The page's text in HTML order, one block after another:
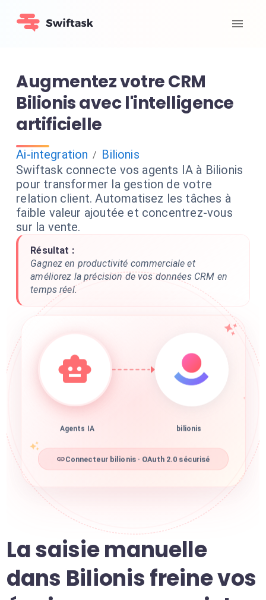
Augmentez votre CRM
Bilionis avec l'intelligence
artificielle
Ai-integration / Bilionis
Swiftask connecte vos agents IA à Bilionis
pour transformer la gestion de votre
relation client. Automatisez les tâches à
faible valeur ajoutée et concentrez-vous
sur la vente.
Résultat :
Gagnez en productivité commerciale et
améliorez la précision de vos données CRM en
temps réel.
Agents IA bilionis
Connecteur bilionis · OAuth 2.0 sécurisé
La saisie manuelle
dans Bilionis freine vos